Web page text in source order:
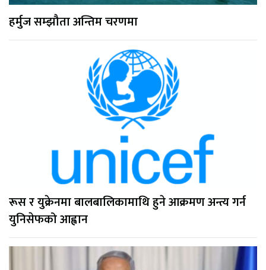
हर्मुज सम्झौता अन्तिम चरणमा
रूस र युक्रेनमा बालबालिकामाथि हुने आक्रमण अन्त्य गर्न
युनिसेफको आह्वान